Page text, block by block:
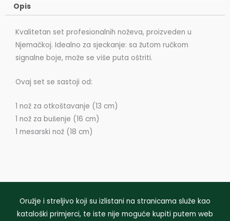
noževa
Opis
Kvalitetan set profesionalnih noževa, proizveden u
Njemačkoj. Idealno za sjeckanje: sa žutom ručkom
signalne boje, može se više puta oštriti.
Ovaj set se sastoji od:
1 nož za otkoštavanje (13 cm)
1 nož za bušenje (16 cm)
1 mesarski nož (18 cm)
Oružje i streljivo koji su izlistani na stranicama služe kao
kataloški primjerci, te iste nije moguće kupiti putem web